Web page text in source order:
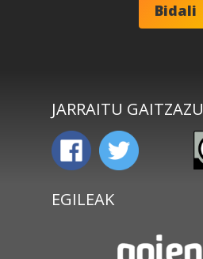
JARRAITU GAITZAZU
EGILEAK